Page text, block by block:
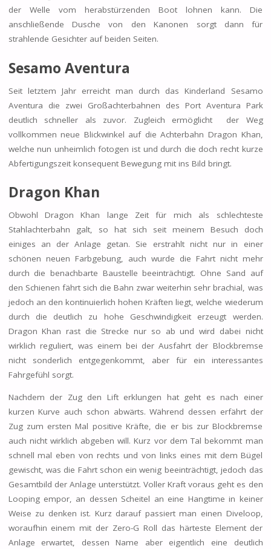
der Welle vom herabstürzenden Boot lohnen kann. Die
anschließende Dusche von den Kanonen sorgt dann für
strahlende Gesichter auf beiden Seiten.
Sesamo Aventura
Seit letztem Jahr erreicht man durch das Kinderland Sesamo
Aventura die zwei Großachterbahnen des Port Aventura Park
deutlich schneller als zuvor. Zugleich ermöglicht der Weg
vollkommen neue Blickwinkel auf die Achterbahn Dragon Khan,
welche nun unheimlich fotogen ist und durch die doch recht kurze
Abfertigungszeit konsequent Bewegung mit ins Bild bringt.
Dragon Khan
Obwohl Dragon Khan lange Zeit für mich als schlechteste
Stahlachterbahn galt, so hat sich seit meinem Besuch doch
einiges an der Anlage getan. Sie erstrahlt nicht nur in einer
schönen neuen Farbgebung, auch wurde die Fahrt nicht mehr
durch die benachbarte Baustelle beeinträchtigt. Ohne Sand auf
den Schienen fährt sich die Bahn zwar weiterhin sehr brachial, was
jedoch an den kontinuierlich hohen Kräften liegt, welche wiederum
durch die deutlich zu hohe Geschwindigkeit erzeugt werden.
Dragon Khan rast die Strecke nur so ab und wird dabei nicht
wirklich reguliert, was einem bei der Ausfahrt der Blockbremse
nicht sonderlich entgegenkommt, aber für ein interessantes
Fahrgefühl sorgt.
Nachdem der Zug den Lift erklungen hat geht es nach einer
kurzen Kurve auch schon abwärts. Während dessen erfährt der
Zug zum ersten Mal positive Kräfte, die er bis zur Blockbremse
auch nicht wirklich abgeben will. Kurz vor dem Tal bekommt man
schnell mal eben von rechts und von links eines mit dem Bügel
gewischt, was die Fahrt schon ein wenig beeinträchtigt, jedoch das
Gesamtbild der Anlage unterstützt. Voller Kraft voraus geht es den
Looping empor, an dessen Scheitel an eine Hangtime in keiner
Weise zu denken ist. Kurz darauf passiert man einen Diveloop,
woraufhin einem mit der Zero-G Roll das härteste Element der
Anlage erwartet, dessen Name aber eigentlich eine deutlich